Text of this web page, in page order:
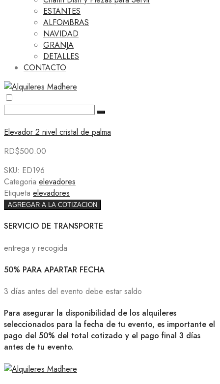
ESTANTES
ALFOMBRAS
NAVIDAD
GRANJA
DETALLES
CONTACTO
Elevador 2 nivel cristal de palma
RD$500.00
SKU: ED196
Categoria elevadores
Etiqueta elevadores
AGREGAR A LA COTIZACION
SERVICIO DE TRANSPORTE
entrega y recogida
50% PARA APARTAR FECHA
3 días antes del evento debe estar saldo
Para asegurar la disponibilidad de los alquileres
seleccionados para la fecha de tu evento, es importante el
pago del 50% del total cotizado y el pago final 3 días
antes de tu evento.